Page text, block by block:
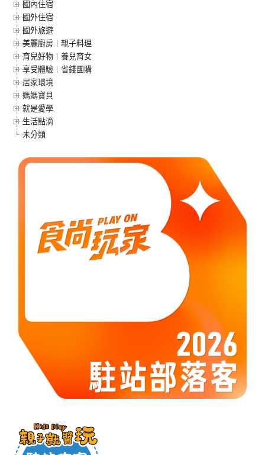
國內住宿
國外住宿
國外旅遊
美麗廚房︱親子料理
育兒好物︱養兒育女
享受體驗︱省錢團購
居家環境
媽媽寶貝
就是愛學
生活點滴
未分類